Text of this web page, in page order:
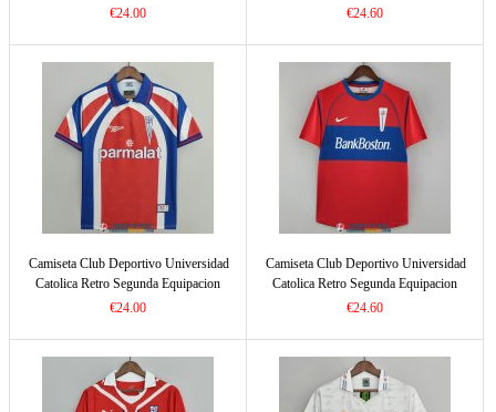
2009/2010
€24.00
1996/1997
€24.60
Camiseta Club Deportivo Universidad
Catolica Retro Segunda Equipacion
1998/1999
€24.00
Camiseta Club Deportivo Universidad
Catolica Retro Segunda Equipacion
2002/2003
€24.60